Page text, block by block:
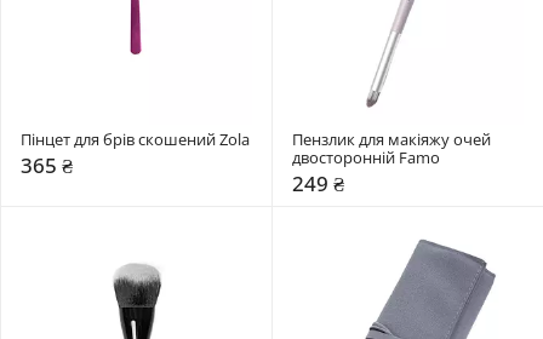
Пінцет для брів скошений Zola
365 ₴
Пензлик для макіяжу очей
двосторонній Famo
249 ₴